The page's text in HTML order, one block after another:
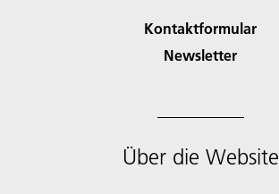
Kontaktformular
Newsletter
Über die Website